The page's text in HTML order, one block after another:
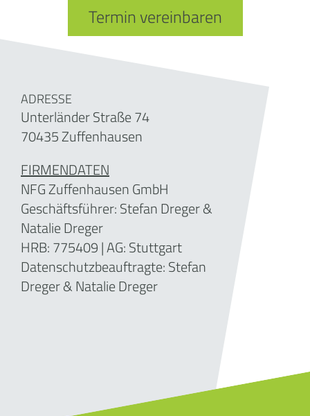
Termin vereinbaren
ADRESSE
Unterländer Straße 74
70435 Zuffenhausen
FIRMENDATEN
NFG Zuffenhausen GmbH
Geschäftsführer: Stefan Dreger &
Natalie Dreger
HRB: 775409| AG: Stuttgart
Datenschutzbeauftragte: Stefan
Dreger & Natalie Dreger